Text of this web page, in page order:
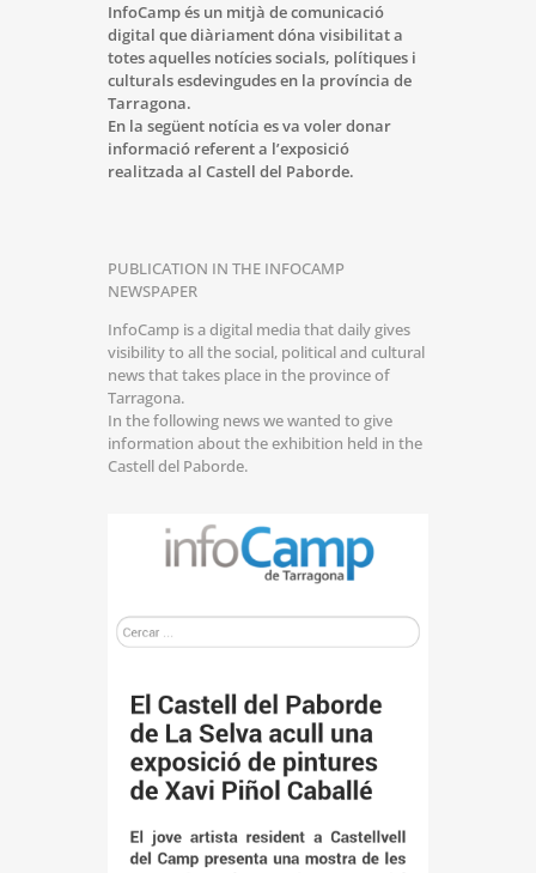
InfoCampés un mitjà de comunicació
digital que diàriament dóna visibilitat a
totes aquelles notícies socials, polítiques i
culturals esdevingudes en la província de
Tarragona.
En la següent notícia es va voler donar
informació referent a l’exposició
realitzada al Castell del Paborde.
PUBLICATION IN THE INFOCAMP
NEWSPAPER
InfoCamp is a digital media that daily gives
visibility to all the social, political and cultural
news that takes place in the province of
Tarragona.
In the following news we wanted to give
information about the exhibition held in the
Castell del Paborde.